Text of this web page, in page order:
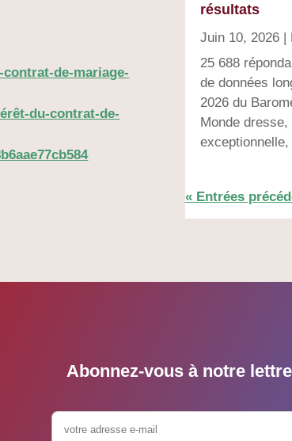
de-mariage-
du-contrat-de-
résultats
Juin 10, 2026|
25 688
de données
2026 du
Monde
exceptionnelle,
« Entrées
Abonnez-vous à notre